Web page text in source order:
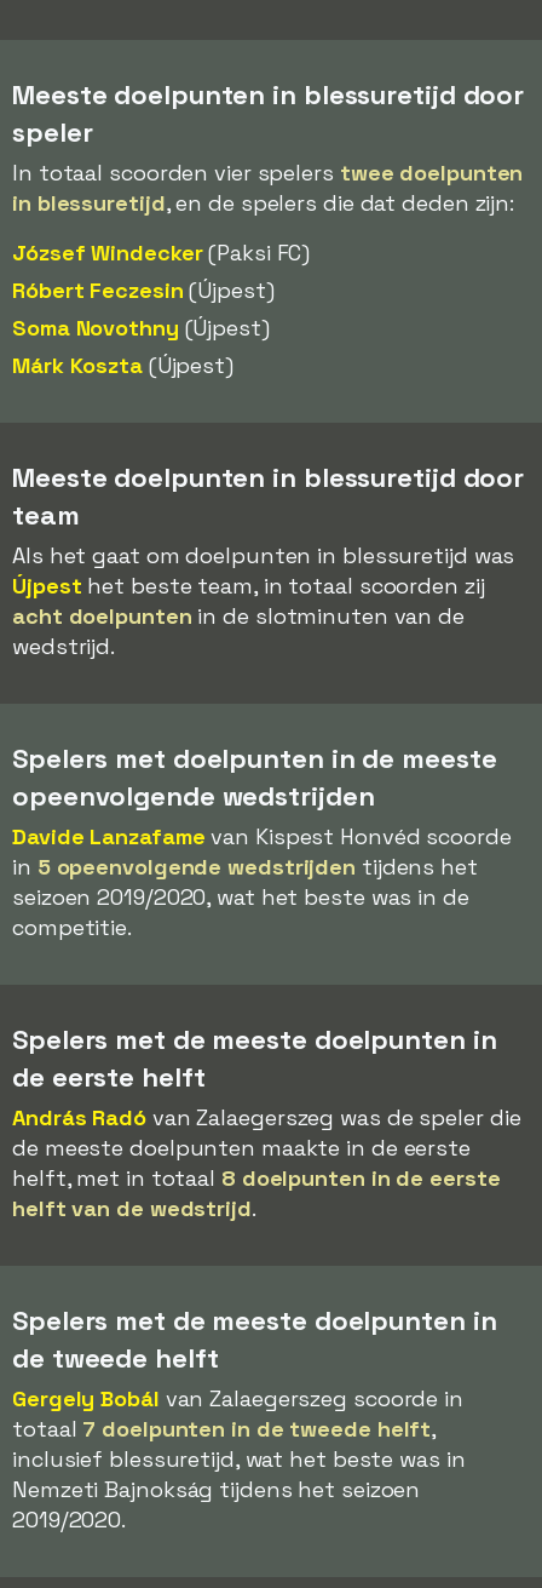
Meeste doelpunten in blessuretijd door
speler
In totaal scoorden vier spelers twee doelpunten
in blessuretijd, en de spelers die dat deden zijn:
József Windecker(Paksi FC)
Róbert Feczesin (Újpest)
Soma Novothny (Újpest)
Márk Koszta(Újpest)
Meeste doelpunten in blessuretijd door
team
Als het gaat om doelpunten in blessuretijd was
Újpest het beste team, in totaal scoorden zij
acht doelpunten in de slotminuten van de
wedstrijd.
Spelers met doelpunten in de meeste
opeenvolgende wedstrijden
Davide Lanzafame van Kispest Honvéd scoorde
in 5 opeenvolgende wedstrijden tijdens het
seizoen 2019/2020, wat het beste was in de
competitie.
Spelers met de meeste doelpunten in
de eerste helft
András Radóvan Zalaegerszeg was de speler die
de meeste doelpunten maakte in de eerste
helft, met in totaal 8 doelpunten in de eerste
helft van de wedstrijd.
Spelers met de meeste doelpunten in
de tweede helft
Gergely Bobál van Zalaegerszeg scoorde in
totaal 7 doelpunten in de tweede helft,
inclusief blessuretijd, wat het beste was in
Nemzeti Bajnokság tijdens het seizoen
2019/2020.